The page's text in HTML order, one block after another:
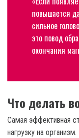
повышается
сильное
это повод
окончания
Что делать
Самая эффективная
нагрузку на